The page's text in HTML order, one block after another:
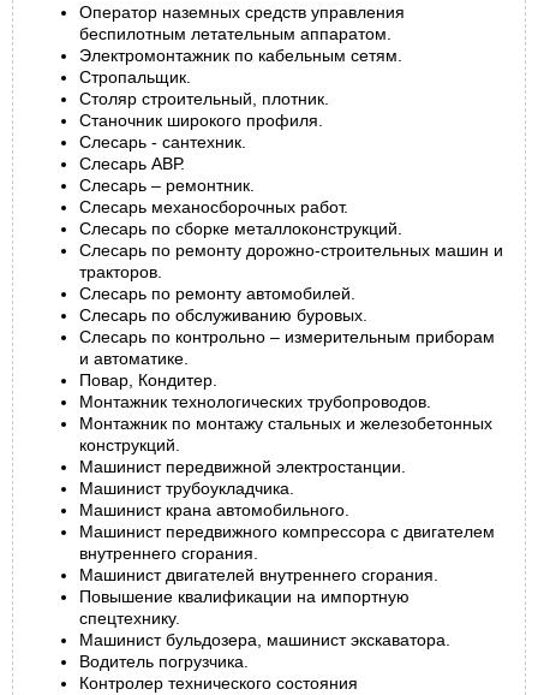
Оператор наземных средств управления
беспилотным летательным аппаратом.
Электромонтажник по кабельным сетям.
Стропальщик.
Столяр строительный, плотник.
Станочник широкого профиля.
Слесарь - сантехник.
Слесарь АВР.
Слесарь – ремонтник.
Слесарь механосборочных работ.
Слесарь по сборке металлоконструкций.
Слесарь по ремонту дорожно-строительных машин и
тракторов.
Слесарь по ремонту автомобилей.
Слесарь по обслуживанию буровых.
Слесарь по контрольно – измерительным приборам
и автоматике.
Повар, Кондитер.
Монтажник технологических трубопроводов.
Монтажник по монтажу стальных и железобетонных
конструкций.
Машинист передвижной электростанции.
Машинист трубоукладчика.
Машинист крана автомобильного.
Машинист передвижного компрессора с двигателем
внутреннего сгорания.
Машинист двигателей внутреннего сгорания.
Повышение квалификации на импортную
спецтехнику.
Машинист бульдозера, машинист экскаватора.
Водитель погрузчика.
Контролер технического состояния